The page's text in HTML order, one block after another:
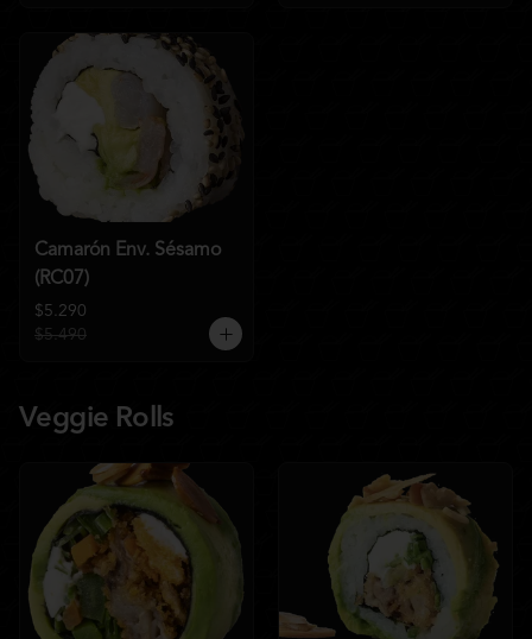
Camarón Env. Sésamo
(RC07)
$5.290
$5.490
Veggie Rolls